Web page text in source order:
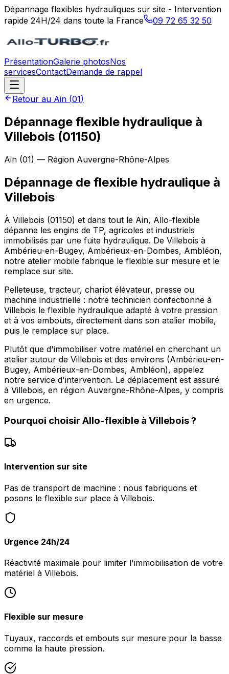
Dépannage flexibles hydrauliques sur site - Intervention
rapide 24H/24 dans toute la France
09 72 65 32 50
PrésentationGalerie photosNos
servicesContactDemande de rappel
Retour au Ain (01)
Dépannage flexible hydraulique à
Villebois (01150)
Ain (01) — Région Auvergne-Rhône-Alpes
Dépannage de flexible hydraulique à
Villebois
À Villebois (01150) et dans tout le Ain, Allo-flexible
dépanne les engins de TP, agricoles et industriels
immobilisés par une fuite hydraulique. De Villebois à
Ambérieu-en-Bugey, Ambérieux-en-Dombes, Ambléon,
notre atelier mobile fabrique le flexible sur mesure et le
remplace sur site.
Pelleteuse, tracteur, chariot élévateur, presse ou
machine industrielle : notre technicien confectionne à
Villebois le flexible hydraulique adapté à votre pression
et à vos embouts, directement dans son atelier mobile,
puis le remplace sur place.
Plutôt que d'immobiliser votre matériel en cherchant un
atelier autour de Villebois et des environs (Ambérieu-en-
Bugey, Ambérieux-en-Dombes, Ambléon), appelez
notre service d'intervention. Le déplacement est assuré
à Villebois, en région Auvergne-Rhône-Alpes, y compris
en urgence.
Pourquoi choisir Allo-flexible à Villebois?
Intervention sur site
Pas de transport de machine : nous fabriquons et
posons le flexible sur place à Villebois.
Urgence 24h/24
Réactivité maximale pour limiter l'immobilisation de votre
matériel à Villebois.
Flexible sur mesure
Tuyaux, raccords et embouts sur mesure pour la basse
comme la haute pression.